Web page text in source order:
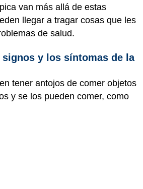
van más allá de estas
llegar a tragar cosas que les
de salud.
signos y los síntomas de la
tener antojos de comer objetos
y se los pueden comer, como